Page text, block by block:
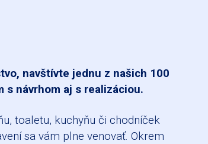
navštívte jednu z našich 100
návrhom aj s realizáciou.
toaletu, kuchyňu či chodníček
sa vám plne venovať. Okrem